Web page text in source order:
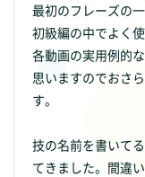
最初のフレーズの
初級編の中でよく
各動画の実用例的
思いますのでおさ
す。
技の名前を書いて
てきました。間違